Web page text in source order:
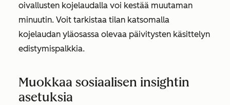
oivallusten kojelaudalla voi kestää muutaman
minuutin. Voit tarkistaa tilan katsomalla
kojelaudan yläosassa olevaa päivitysten käsittelyn
edistymispalkkia.
Muokkaa sosiaalisen insightin
asetuksia